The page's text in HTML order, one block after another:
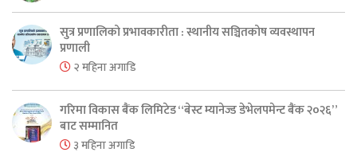
सुत्र प्रणालिको प्रभावकारीता : स्थानीय सञ्चितकोष व्यवस्थापन
प्रणाली
२ महिना अगाडि
गरिमा विकास बैंक लिमिटेड “बेस्ट म्यानेज्ड डेभेलपमेन्ट बैंक २०२६”
बाट सम्मानित
३ महिना अगाडि